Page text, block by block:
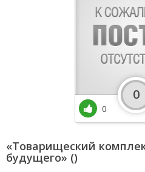
«Товарищеский
будущего» ()
0
0